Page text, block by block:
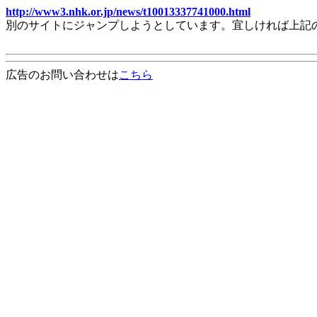
http://www3.nhk.or.jp/news/t10013337741000.html
別のサイトにジャンプしようとしています。宜しければ上
広告のお問い合わせはこちら